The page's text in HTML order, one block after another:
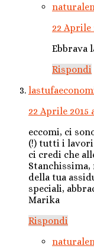
22 Aprile
Ebbrava
Rispondi
22 Aprile 2015
eccomi, ci
(!) tutti i lavori
ci credi che
della tua
speciali,
Marika
Rispondi